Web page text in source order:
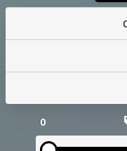
0